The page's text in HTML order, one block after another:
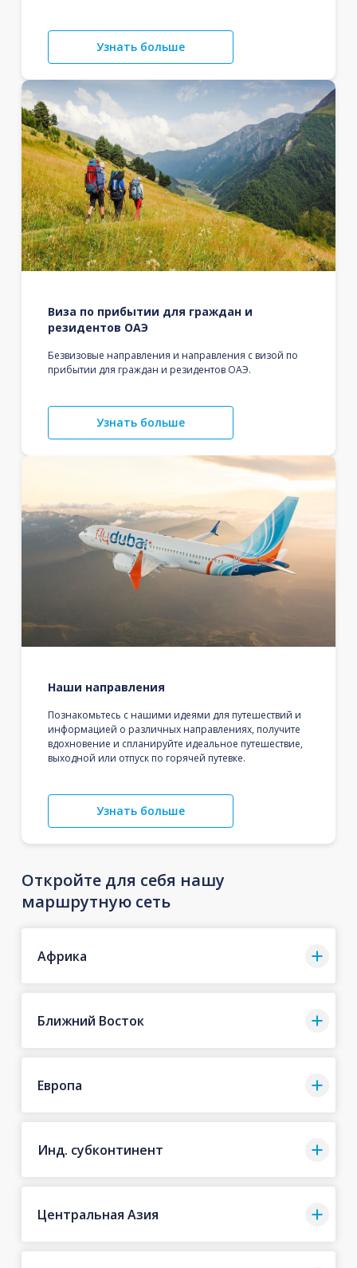
Узнать больше
Виза по прибытии для граждан и
резидентов ОАЭ
Безвизовые направления и направления с визой по
прибытии для граждан и резидентов ОАЭ.
Узнать больше
Наши направления
Познакомьтесь с нашими идеями для путешествий и
информацией о различных направлениях, получите
вдохновение и спланируйте идеальное путешествие,
выходной или отпуск по горячей путевке.
Узнать больше
Откройте для себя нашу
маршрутную сеть
Африка
Ближний Восток
Европа
Инд. субконтинент
Центральная Азия